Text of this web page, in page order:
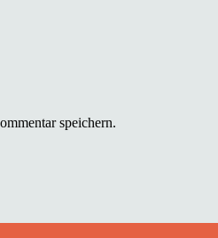
speichern.